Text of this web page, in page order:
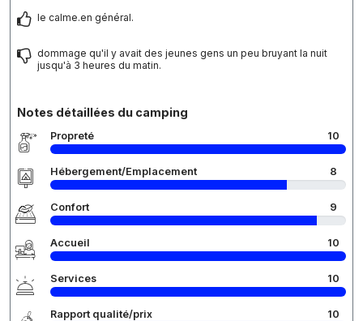
le calme.en général.
dommage qu'il y avait des jeunes gens un peu bruyant la nuit
jusqu'à 3 heures du matin.
Notes détaillées du camping
Propreté 10
Hébergement/Emplacement 8
Confort 9
Accueil 10
Services 10
Rapport qualité/prix 10